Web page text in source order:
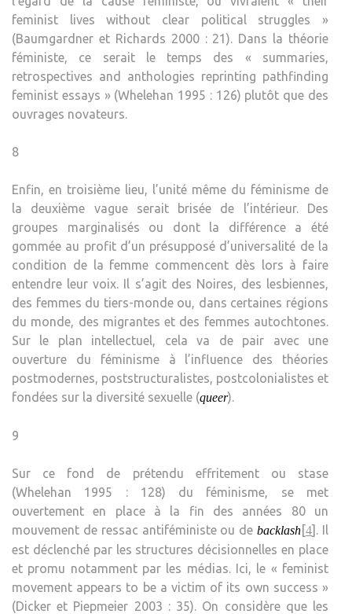
feminist lives without clear political struggles »
(Baumgardner et Richards 2000 : 21). Dans la théorie
féministe, ce serait le temps des « summaries,
retrospectives and anthologies reprinting pathfinding
feminist essays » (Whelehan 1995 : 126) plutôt que des
ouvrages novateurs.
8
Enfin, en troisième lieu, l’unité même du féminisme de
la deuxième vague serait brisée de l’intérieur. Des
groupes marginalisés ou dont la différence a été
gommée au profit d’un présupposé d’universalité de la
condition de la femme commencent dès lors à faire
entendre leur voix. Il s’agit des Noires, des lesbiennes,
des femmes du tiers-monde ou, dans certaines régions
du monde, des migrantes et des femmes autochtones.
Sur le plan intellectuel, cela va de pair avec une
ouverture du féminisme à l’influence des théories
postmodernes, poststructuralistes, postcolonialistes et
fondées sur la diversité sexuelle (queer).
9
Sur ce fond de prétendu effritement ou stase
(Whelehan 1995 : 128) du féminisme, se met
ouvertement en place à la fin des années 80 un
mouvement de ressac antiféministe ou debacklash[4]. Il
est déclenché par les structures décisionnelles en place
et promu notamment par les médias. Ici, le « feminist
movement appears to be a victim of its own success »
(Dicker et Piepmeier 2003 : 35). On considère que les